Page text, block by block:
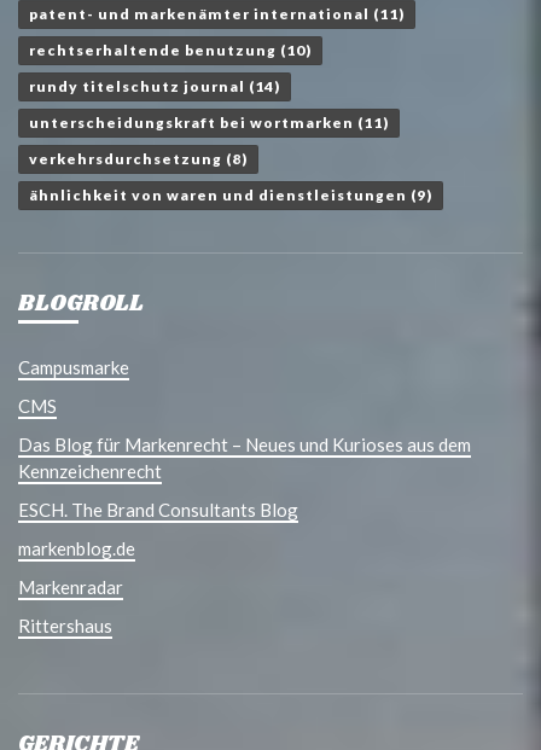
patent- und markenämter international (11)
rechtserhaltende benutzung (10)
rundy titelschutz journal (14)
unterscheidungskraft bei wortmarken (11)
verkehrsdurchsetzung (8)
ähnlichkeit von waren und dienstleistungen (9)
BLOGROLL
Campusmarke
CMS
Das Blog für Markenrecht – Neues und Kurioses aus dem
Kennzeichenrecht
ESCH. The Brand Consultants Blog
markenblog.de
Markenradar
Rittershaus